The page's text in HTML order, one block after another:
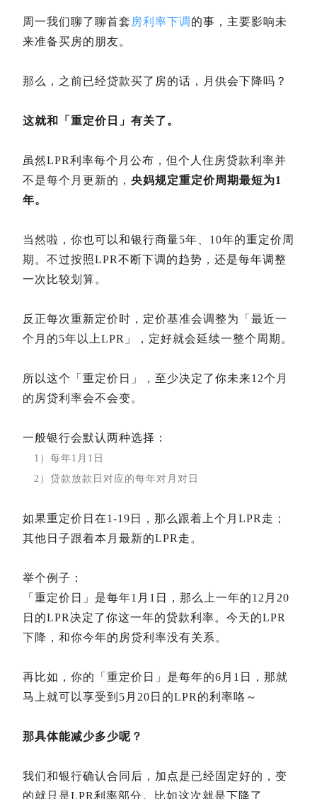
周一我们聊了聊首套 房利率下调 的事，主要影响未
来准备买房的朋友。
那么，之前已经贷款买了房的话，月供会下降吗？
这就和「重定价日」有关了。
虽然LPR利率每个月公布，但个人住房贷款利率并
不是每个月更新的， 央妈规定重定价周期最短为1
年。
当然啦，你也可以和银行商量5年、10年的重定价周
期。不过按照LPR不断下调的趋势，还是每年调整
一次比较划算。
反正每次重新定价时，定价基准会调整为「最近一
个月的5年以上LPR」，定好就会延续一整个周期。
所以这个「重定价日」，至少决定了你未来12个月
的房贷利率会不会变。
一般银行会默认两种选择：
1）每年1月1日
2）贷款放款日对应的每年对月对日
如果重定价日在1-19日，那么跟着上个月LPR走；
其他日子跟着本月最新的LPR走。
举个例子：
「重定价日」是每年1月1日，那么上一年的12月20
日的LPR决定了你这一年的贷款利率。今天的LPR
下降，和你今年的房贷利率没有关系。
再比如，你的「重定价日」是每年的6月1日，那就
马上就可以享受到5月20日的LPR的利率咯～
那具体能减少多少呢？
我们和银行确认合同后，加点是已经固定好的，变
的就只是LPR利率部分。比如这次就是下降了